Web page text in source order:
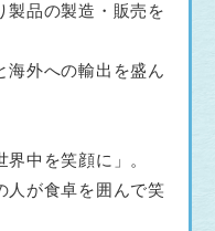
製品の製造・販売を
海外への輸出を盛ん
中を笑顔に」。
人が食卓を囲んで笑